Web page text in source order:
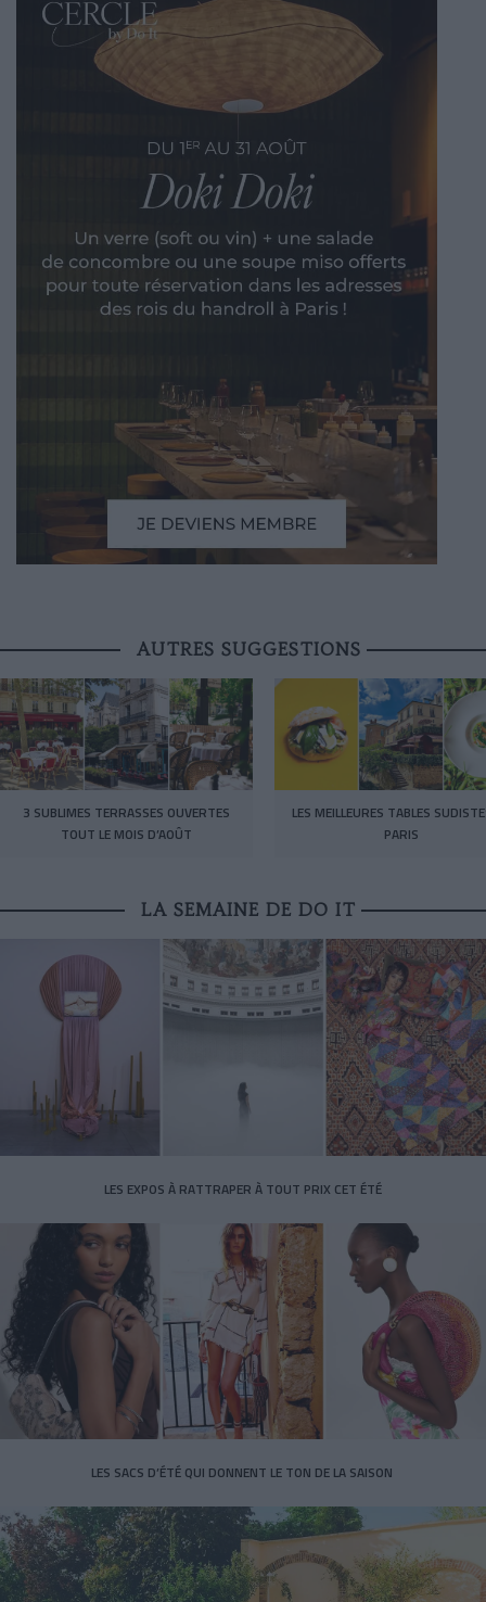
AUTRES SUGGESTIONS
3 SUBLIMES TERRASSES OUVERTES
TOUT LE MOIS D’AOÛT
LES MEILLEURES TABLES
PARIS
LA SEMAINE DE DO IT
LES EXPOS À RATTRAPER À TOUT PRIX CET ÉTÉ
LES SACS D’ÉTÉ QUI DONNENT LE TON DE LA SAISON